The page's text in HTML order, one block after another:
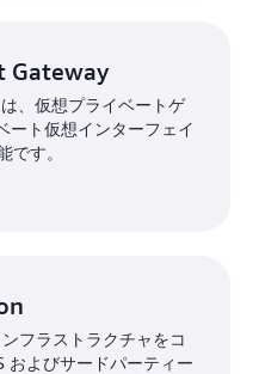
禍やデジタル庁発足で、
チャンスと考えていま
を進め、そのメリットを
Gateway
、仮想プライベートゲ
ート仮想インターフェイ
です。
フラストラクチャをコ
およびサードパーティー